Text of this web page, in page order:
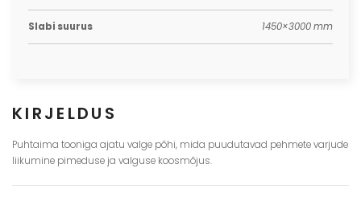
Slabi suurus 1450×3000 mm
KIRJELDUS
Puhtaima tooniga ajatu valge põhi, mida puudutavad pehmete varjude
liikumine pimeduse ja valguse koosmõjus.